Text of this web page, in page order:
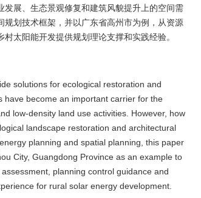
展、生态景观修复和建筑风貌提升上的空间需
划技术框架，并以广东省高州市为例，从资源
太阳能开发提供规划理论支撑和实践经验。
solutions for ecological restoration and
have become an important carrier for the
low-density land use activities. However, how
landscape restoration and architectural
planning and spatial planning, this paper
City, Guangdong Province as an example to
planning control guidance and
for rural solar energy development.